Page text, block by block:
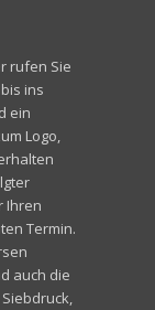
rufen Sie
ins
ein
Logo,
Ihren
Termin.
auch die